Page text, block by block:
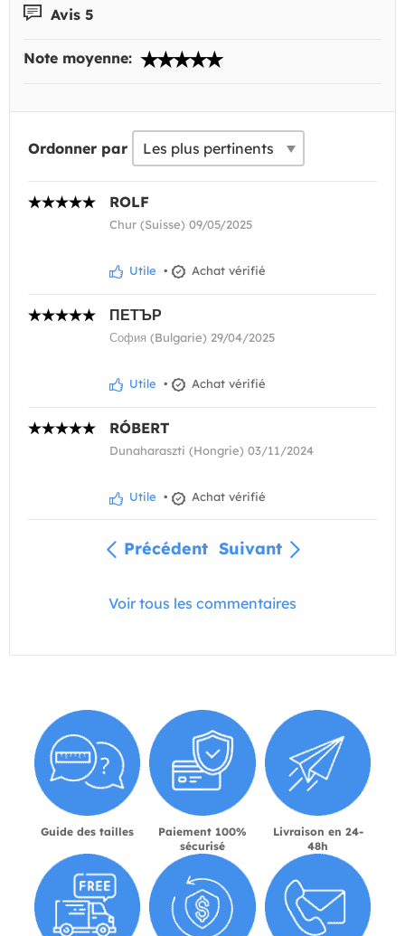
Avis 5
Note moyenne:
Ordonner par
ROLF
Chur (Suisse) 09/05/2025
Utile • Achat vérifié
ПЕТЪР
София (Bulgarie) 29/04/2025
Utile • Achat vérifié
RÓBERT
Dunaharaszti (Hongrie) 03/11/2024
Utile • Achat vérifié
Précédent Suivant
Voir tous les commentaires
Guide des tailles
Paiement 100%
sécurisé
Livraison en 24-
48h